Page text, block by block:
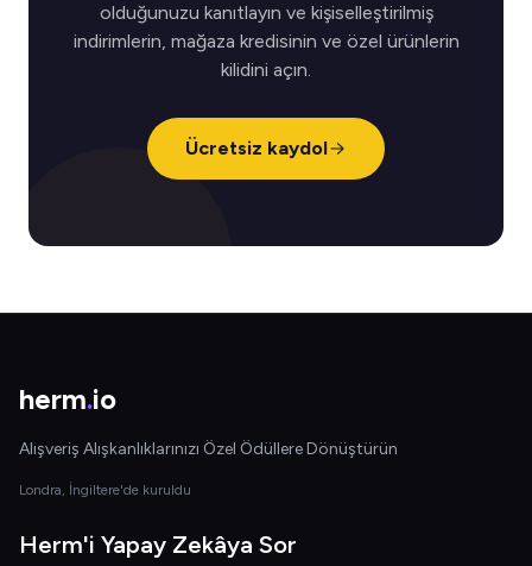
olduğunuzu kanıtlayın ve kişiselleştirilmiş
indirimlerin, mağaza kredisinin ve özel ürünlerin
kilidini açın.
Ücretsiz kaydol
herm.io
Alışveriş Alışkanlıklarınızı Özel Ödüllere Dönüştürün
Londra, İngiltere'de kuruldu
Herm'i Yapay Zekâya Sor